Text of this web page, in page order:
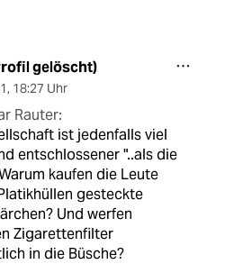
gelöscht)
, 18:27 Uhr
Rauter:
ist jedenfalls viel
entschlossener "..als die
kaufen die Leute
gesteckte
Und werfen
Zigarettenfilter
in die Büsche?